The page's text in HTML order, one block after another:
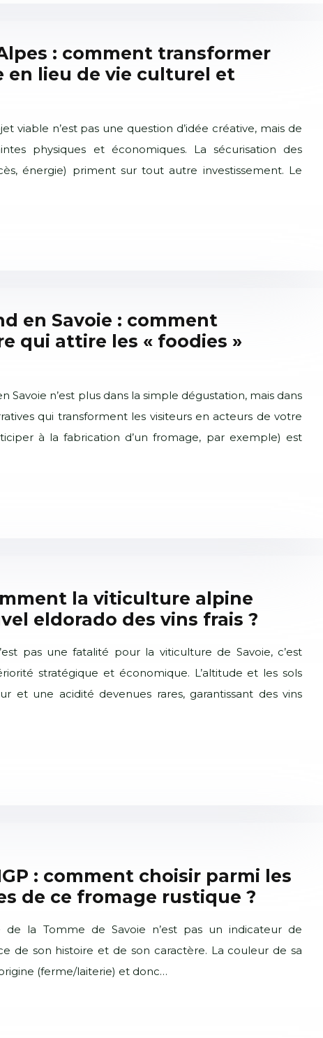
: comment transformer
en lieu de vie culturel et
viable n’est pas une question d’idée créative, mais de
physiques et économiques. La sécurisation des
énergie) priment sur tout autre investissement. Le
en Savoie : comment
qui attire les « foodies »
Savoie n’est plus dans la simple dégustation, mais dans
qui transforment les visiteurs en acteurs de votre
à la fabrication d’un fromage, par exemple) est
la viticulture alpine
eldorado des vins frais ?
pas une fatalité pour la viticulture de Savoie, c’est
stratégique et économique. L’altitude et les sols
et une acidité devenues rares, garantissant des vins
: comment choisir parmi les
de ce fromage rustique ?
de la Tomme de Savoie n’est pas un indicateur de
de son histoire et de son caractère. La couleur de sa
(ferme/laiterie) et donc…